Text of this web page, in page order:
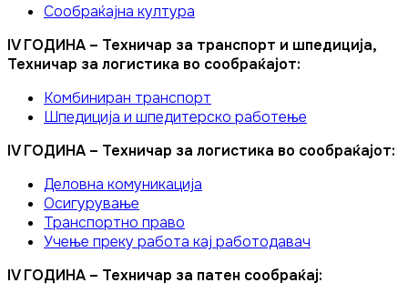
Сообраќајна култура
IV ГОДИНА – Техничар за транспорт и шпедиција,
Техничар за логистика во сообраќајот:
Комбиниран транспорт
Шпедиција и шпедитерско работење
IV ГОДИНА – Техничар за логистика во сообраќајот:
Деловна комуникација
Осигурување
Транспортно право
Учење преку работа кај работодавач
IV ГОДИНА – Техничар за патен сообраќај: